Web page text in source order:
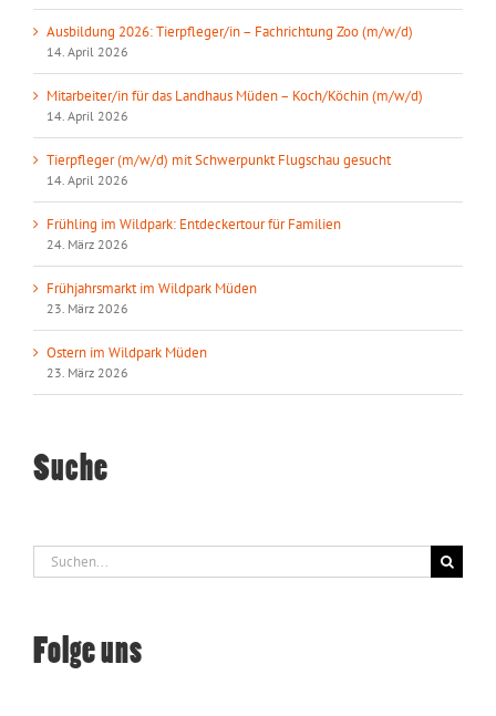
Ausbildung 2026: Tierpfleger/in – Fachrichtung Zoo (m/w/d)
14. April 2026
Mitarbeiter/in für das Landhaus Müden – Koch/Köchin (m/w/d)
14. April 2026
Tierpfleger (m/w/d) mit Schwerpunkt Flugschau gesucht
14. April 2026
Frühling im Wildpark: Entdeckertour für Familien
24. März 2026
Frühjahrsmarkt im Wildpark Müden
23. März 2026
Ostern im Wildpark Müden
23. März 2026
Suche
Suche
nach:
Folge uns